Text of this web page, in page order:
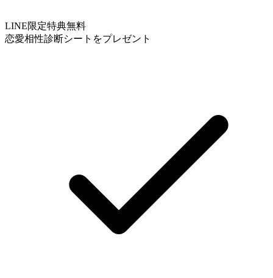
LINE限定特典無料
恋愛相性診断シートをプレゼント